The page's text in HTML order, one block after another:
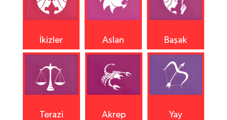
İkizler Aslan Başak
Terazi Akrep Yay